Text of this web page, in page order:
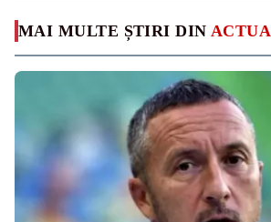
MAI MULTE ȘTIRI DIN